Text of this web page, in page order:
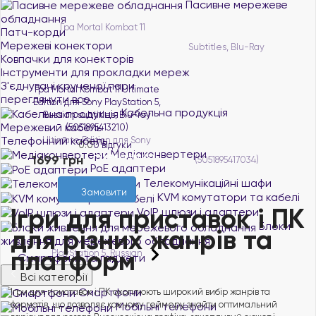
Пасивне мережеве
обладнання
Патч-корди
Мережеві конектори
Ковпачки для конекторів
Інструменти для прокладки мереж
З'єднувачі крученої пари
переглянути все
Кабельна продукція
Мережевий кабель
Телефонний кабель
Медіаконвертери
PoE адаптери
Телекомунікаційні шафи
KVM комутатори та кабелі
VoIP шлюзи і адаптери
Блоки
живлення для мережевого обладнання
Смартфони та гаджети
Всі категорії
Смартфони
Мобільні телефони
Гра Mortal Kombat 11 Ultimate
Edition для Sony PlayStation 5,
Russian subtitles, Blu-ray
(5051895413210)
0.00 відгуки
Нема в наявності
1699 грн
Замовити
Ігри для приставок і ПК
для різних жанрів та
платформ
Ігри для приставок і ПК охоплюють широкий вибір жанрів та
форматів, що дозволяє кожному геймеру знайти оптимальний